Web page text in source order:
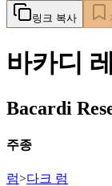
링크 복사
바카디
Bacardi
주종
럼>다크 럼